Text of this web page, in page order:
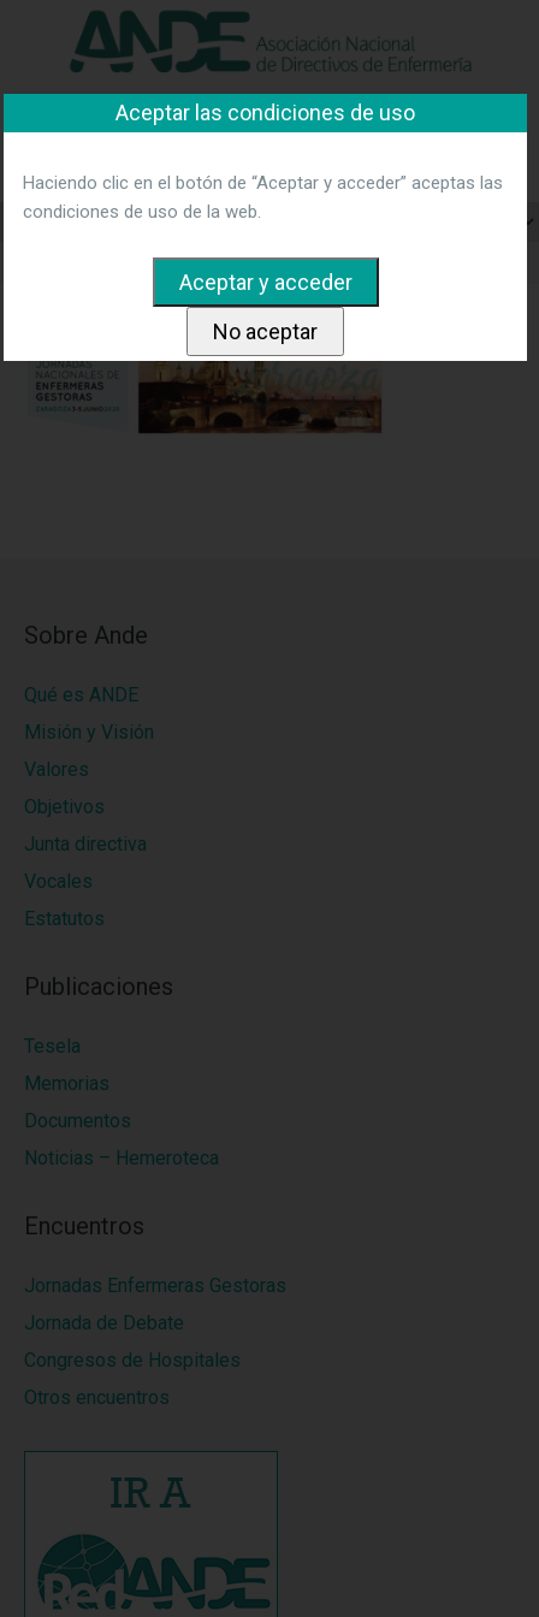
"Ver política"
Asociación Nacional de
Directivos de Enfermería
Home Imagen 5
Sobre Ande
Qué es ANDE
Misión y Visión
Valores
Objetivos
Junta directiva
Vocales
Estatutos
Publicaciones
Tesela
Memorias
Documentos
Noticias – Hemeroteca
Encuentros
Jornadas Enfermeras Gestoras
Jornada de Debate
Congresos de Hospitales
Otros encuentros
Aceptar las condiciones de uso
Haciendo clic en el botón de “Aceptar y acceder” aceptas las
condiciones de uso de la web.